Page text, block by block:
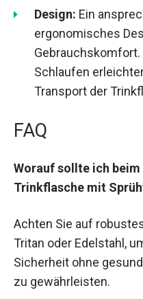
Design: Ein
ergonomisches
Schlaufen
Transport der
FAQ
Worauf sollte ich
Trinkflasche mit
Achten Sie auf
Tritan oder Edelstahl,
Sicherheit ohne
zu gewährleisten.